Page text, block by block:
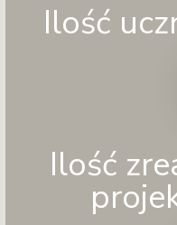
Ilość
Ilość